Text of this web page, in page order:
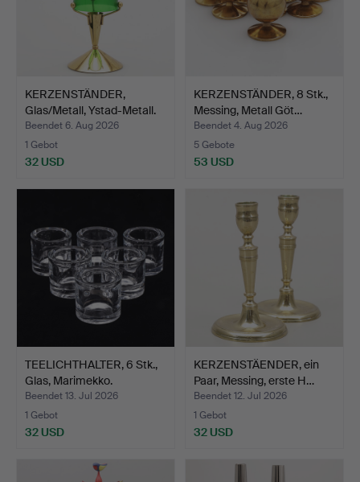
KERZENSTÄNDER,
Glas/Metall, Ystad-Metall.
Beendet 6. Aug 2026
1 Gebot
32 USD
KERZENSTÄNDER, 8 Stk.,
Messing, Metall Göt…
Beendet 4. Aug 2026
5 Gebote
53 USD
TEELICHTHALTER, 6 Stk.,
Glas, Marimekko.
Beendet 13. Jul 2026
1 Gebot
32 USD
KERZENSTÄENDER, ein
Paar, Messing, erste H…
Beendet 12. Jul 2026
1 Gebot
32 USD